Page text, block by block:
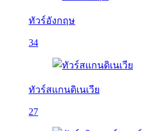
ทัวร์อังกฤษ
34
ทัวร์สแกนดิเนเวีย
27